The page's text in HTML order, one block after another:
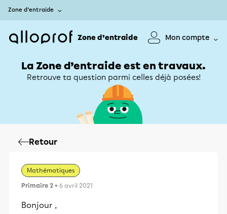
Zone d’entraide
Zone d’entraide Mon compte
La Zone d’entraide est en travaux.
Retrouve ta question parmi celles déjà posées!
Retour
Mathématiques
Primaire 2 • 6 avril 2021
Bonjour ,